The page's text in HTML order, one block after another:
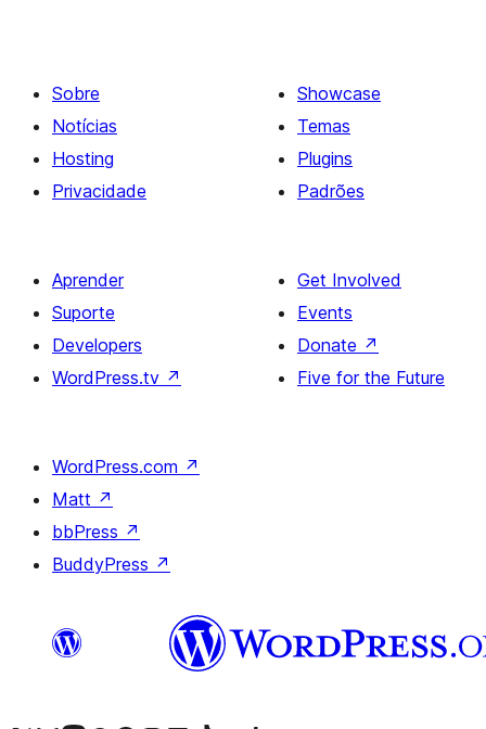
Sobre
Notícias
Hosting
Privacidade
Showcase
Temas
Plugins
Padrões
Aprender
Suporte
Developers
WordPress.tv ↗
Get Involved
Events
Donate ↗
Five for the Future
WordPress.com ↗
Matt ↗
bbPress ↗
BuddyPress ↗